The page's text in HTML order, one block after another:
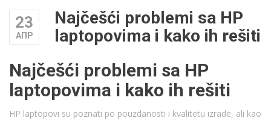
23
АПР
Najčešći problemi sa HP
laptopovima i kako ih rešiti
Najčešći problemi sa HP
laptopovima i kako ih rešiti
HP laptopovi su poznati po pouzdanosti i kvalitetu izrade, ali kao